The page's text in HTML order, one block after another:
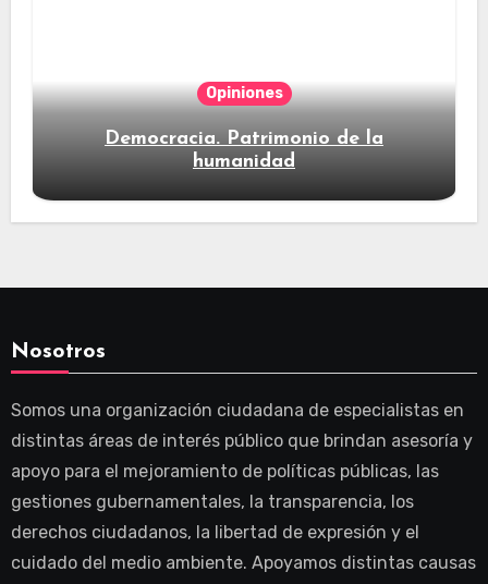
Opiniones
Democracia. Patrimonio de la
humanidad
Nosotros
Somos una organización ciudadana de especialistas en
distintas áreas de interés público que brindan asesoría y
apoyo para el mejoramiento de políticas públicas, las
gestiones gubernamentales, la transparencia, los
derechos ciudadanos, la libertad de expresión y el
cuidado del medio ambiente. Apoyamos distintas causas